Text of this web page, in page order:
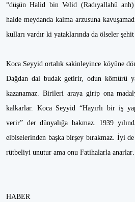
“düşün Halid bin Velid (Radıyallahü
halde meydanda kalma arzusuna
kulları vardır ki yataklarında da ölseler
Koca Seyyid ortalık sakinleyince köyüne
Dağdan dal budak getirir, odun kömürü
kazanamaz. Birileri araya girip ona
kalkarlar. Koca Seyyid “Hayırlı bir iş
verir” der dünyalığa bakmaz. 1939
elbiselerinden başka birşey bırakmaz. İyi
rütbeliyi unutur ama onu Fatihalarla
HABER